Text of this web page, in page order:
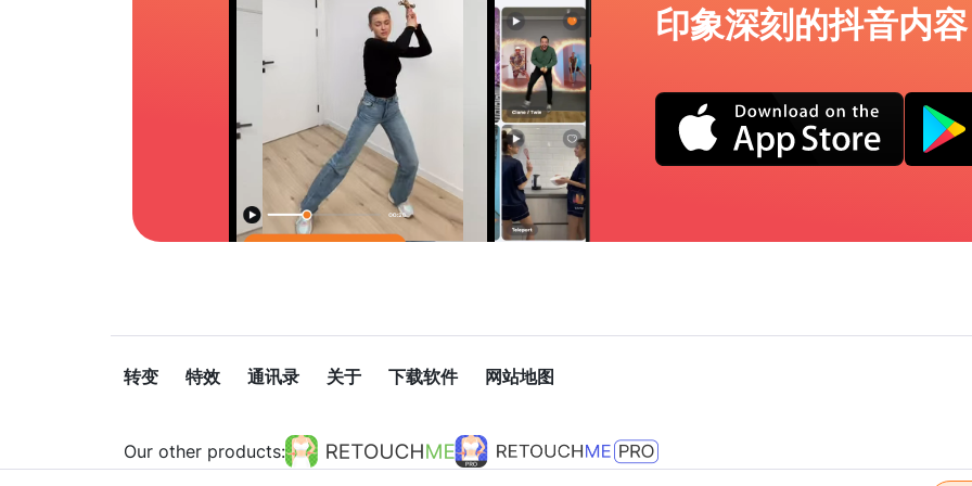
印象深刻的抖音内
转变 特效 通讯录 关于 下载软件 网站地图
Our other products: